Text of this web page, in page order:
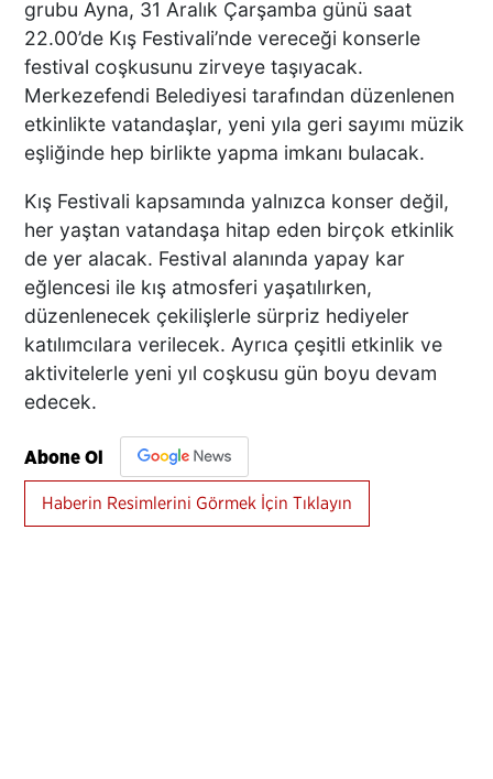
grubu Ayna, 31 Aralık Çarşamba günü saat
22.00’de Kış Festivali’nde vereceği konserle
festival coşkusunu zirveye taşıyacak.
Merkezefendi Belediyesi tarafından düzenlenen
etkinlikte vatandaşlar, yeni yıla geri sayımı müzik
eşliğinde hep birlikte yapma imkanı bulacak.
Kış Festivali kapsamında yalnızca konser değil,
her yaştan vatandaşa hitap eden birçok etkinlik
de yer alacak. Festival alanında yapay kar
eğlencesi ile kış atmosferi yaşatılırken,
düzenlenecek çekilişlerle sürpriz hediyeler
katılımcılara verilecek. Ayrıca çeşitli etkinlik ve
aktivitelerle yeni yıl coşkusu gün boyu devam
edecek.
Abone Ol
Haberin Resimlerini Görmek İçin Tıklayın